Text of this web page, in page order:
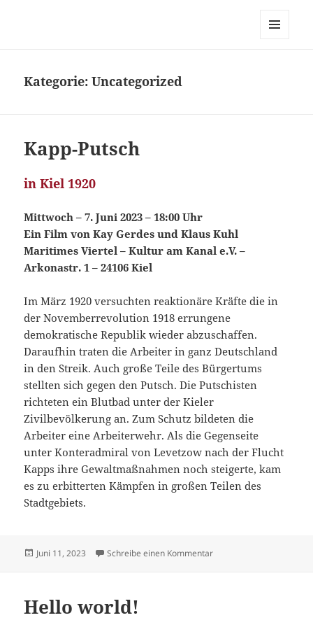
Kategorie:Uncategorized
Kapp-Putsch
in Kiel 1920
Mittwoch – 7. Juni 2023 – 18:00 Uhr
Ein Film von Kay Gerdes und Klaus Kuhl
Maritimes Viertel – Kultur am Kanal e.V. –
Arkonastr. 1 – 24106 Kiel
Im März 1920 versuchten reaktionäre Kräfte die in
der Novemberrevolution 1918 errungene
demokratische Republik wieder abzuschaffen.
Daraufhin traten die Arbeiter in ganz Deutschland
in den Streik. Auch große Teile des Bürgertums
stellten sich gegen den Putsch. Die Putschisten
richteten ein Blutbad unter der Kieler
Zivilbevölkerung an. Zum Schutz bildeten die
Arbeiter eine Arbeiterwehr. Als die Gegenseite
unter Konteradmiral von Levetzow nach der Flucht
Kapps ihre Gewaltmaßnahmen noch steigerte, kam
es zu erbitterten Kämpfen in großen Teilen des
Stadtgebiets.
Veröffentlicht
Juni 11, 2023 Schreibe einen Kommentarzu Kapp-Putsch
Hello world!